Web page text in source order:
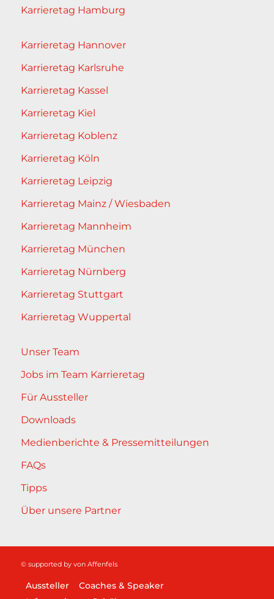
Karrieretag Hamburg
Karrieretag Hannover
Karrieretag Karlsruhe
Karrieretag Kassel
Karrieretag Kiel
Karrieretag Koblenz
Karrieretag Köln
Karrieretag Leipzig
Karrieretag Mainz / Wiesbaden
Karrieretag Mannheim
Karrieretag München
Karrieretag Nürnberg
Karrieretag Stuttgart
Karrieretag Wuppertal
Unser Team
Jobs im Team Karrieretag
Für Aussteller
Downloads
Medienberichte & Pressemitteilungen
FAQs
Tipps
Über unsere Partner
© supported by von Affenfels
Aussteller
Coaches & Speaker